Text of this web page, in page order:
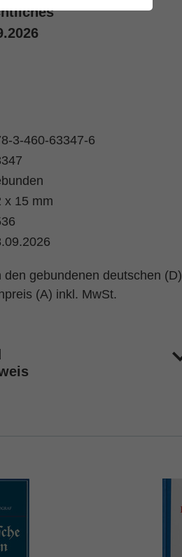
3-460-63347-6
x 15 mm
gebundenen deutschen (D)
(A) inkl. MwSt.